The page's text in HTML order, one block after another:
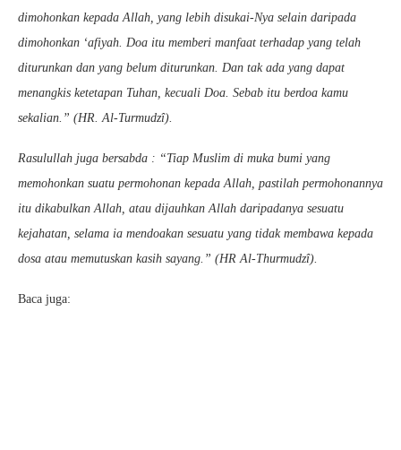
dimohonkan kepada Allah, yang lebih disukai-Nya selain daripada
dimohonkan ‘afiyah. Doa itu memberi manfaat terhadap yang telah
diturunkan dan yang belum diturunkan. Dan tak ada yang dapat
menangkis ketetapan Tuhan, kecuali Doa. Sebab itu berdoa kamu
sekalian.” (HR. Al-Turmudzî).
Rasulullah juga bersabda : “Tiap Muslim di muka bumi yang
memohonkan suatu permohonan kepada Allah, pastilah permohonannya
itu dikabulkan Allah, atau dijauhkan Allah daripadanya sesuatu
kejahatan, selama ia mendoakan sesuatu yang tidak membawa kepada
dosa atau memutuskan kasih sayang.” (HR Al-Thurmudzî).
Baca juga: